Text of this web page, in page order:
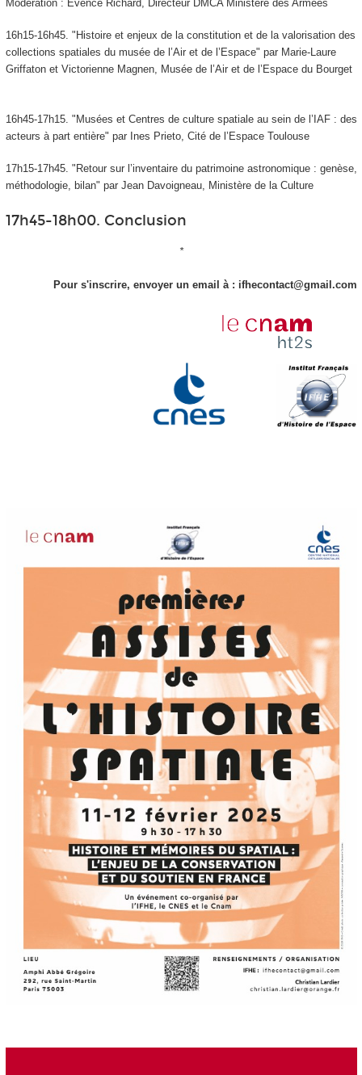
Modération : Evence Richard, Directeur DMCA Ministère des Armées
16h15-16h45. "Histoire et enjeux de la constitution et de la valorisation des
collections spatiales du musée de l’Air et de l’Espace" par Marie-Laure
Griffaton et Victorienne Magnen, Musée de l’Air et de l’Espace du Bourget
16h45-17h15. "Musées et Centres de culture spatiale au sein de l’IAF : des
acteurs à part entière" par Ines Prieto, Cité de l’Espace Toulouse
17h15-17h45. "Retour sur l’inventaire du patrimoine astronomique : genèse,
méthodologie, bilan" par Jean Davoigneau, Ministère de la Culture
17h45-18h00. Conclusion
*
Pour s'inscrire, envoyer un email à : ifhecontact@gmail.com